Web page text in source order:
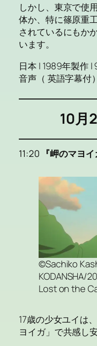
しかし、東京で使
体か、特に篠原重
されているにもか
います。
日本 | 1989年製作 |
音声（ 英語字幕付）
10月
11:20 『岬のマヨイ
©Sachiko
KODANSHA/
Lost on the
17歳の少女ユイは
ヨイガ」で共感し